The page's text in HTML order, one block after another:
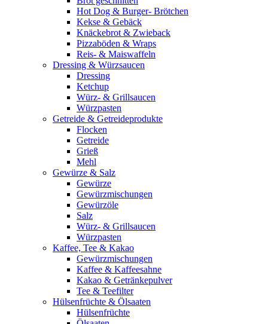
Hot Dog & Burger- Brötchen
Kekse & Gebäck
Knäckebrot & Zwieback
Pizzaböden & Wraps
Reis- & Maiswaffeln
Dressing & Würzsaucen
Dressing
Ketchup
Würz- & Grillsaucen
Würzpasten
Getreide & Getreideprodukte
Flocken
Getreide
Grieß
Mehl
Gewürze & Salz
Gewürze
Gewürzmischungen
Gewürzöle
Salz
Würz- & Grillsaucen
Würzpasten
Kaffee, Tee & Kakao
Gewürzmischungen
Kaffee & Kaffeesahne
Kakao & Getränkepulver
Tee & Teefilter
Hülsenfrüchte & Ölsaaten
Hülsenfrüchte